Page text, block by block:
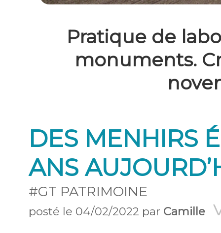
Pratique de
monuments.
DES MENHIRS
ANS
#GT PATRIMOINE
posté le 04/02/2022 par Camille